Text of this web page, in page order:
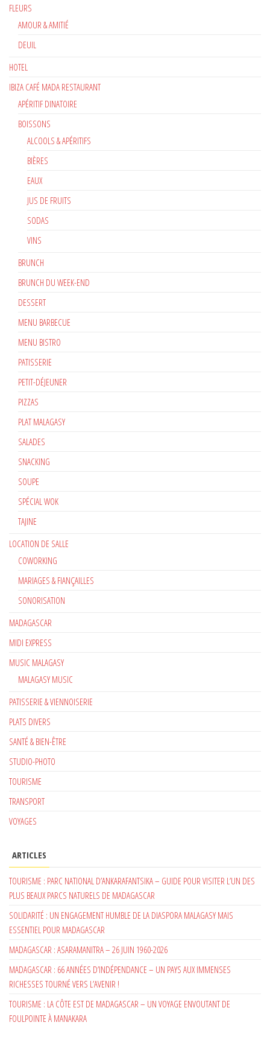
FLEURS
AMOUR & AMITIÉ
DEUIL
HOTEL
IBIZA CAFÉ MADA RESTAURANT
APÉRITIF DINATOIRE
BOISSONS
ALCOOLS & APÉRITIFS
BIÈRES
EAUX
JUS DE FRUITS
SODAS
VINS
BRUNCH
BRUNCH DU WEEK-END
DESSERT
MENU BARBECUE
MENU BISTRO
PATISSERIE
PETIT-DÉJEUNER
PIZZAS
PLAT MALAGASY
SALADES
SNACKING
SOUPE
SPÉCIAL WOK
TAJINE
LOCATION DE SALLE
COWORKING
MARIAGES & FIANÇAILLES
SONORISATION
MADAGASCAR
MIDI EXPRESS
MUSIC MALAGASY
MALAGASY MUSIC
PATISSERIE & VIENNOISERIE
PLATS DIVERS
SANTÉ & BIEN-ÊTRE
STUDIO-PHOTO
TOURISME
TRANSPORT
VOYAGES
ARTICLES
TOURISME : PARC NATIONAL D’ANKARAFANTSIKA – GUIDE POUR VISITER L’UN DES
PLUS BEAUX PARCS NATURELS DE MADAGASCAR
SOLIDARITÉ : UN ENGAGEMENT HUMBLE DE LA DIASPORA MALAGASY MAIS
ESSENTIEL POUR MADAGASCAR
MADAGASCAR : ASARAMANITRA – 26 JUIN 1960-2026
MADAGASCAR : 66 ANNÉES D’INDÉPENDANCE – UN PAYS AUX IMMENSES
RICHESSES TOURNÉ VERS L’AVENIR !
TOURISME : LA CÔTE EST DE MADAGASCAR – UN VOYAGE ENVOUTANT DE
FOULPOINTE À MANAKARA